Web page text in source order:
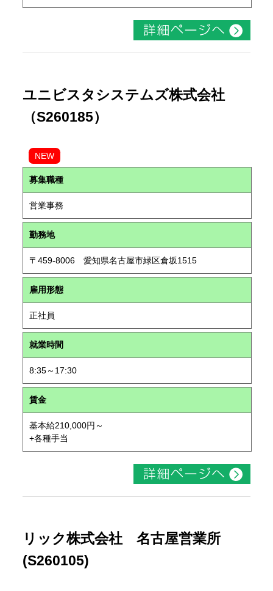
ユニビスタシステムズ株式会社
（S260185）
NEW
募集職種
営業事務
勤務地
〒459-8006 愛知県名古屋市緑区倉坂1515
雇用形態
正社員
就業時間
8:35～17:30
賃金
基本給210,000円～
+各種手当
リック株式会社 名古屋営業所
(S260105)